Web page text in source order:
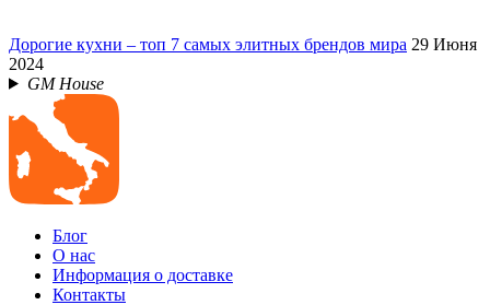
Дорогие кухни – топ 7 самых элитных брендов мира 29 Июня
2024
GM House
Блог
О нас
Информация о доставке
Контакты